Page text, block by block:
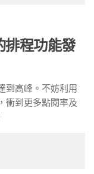
排程功能發
到高峰。不妨利用
衝到更多點閱率及